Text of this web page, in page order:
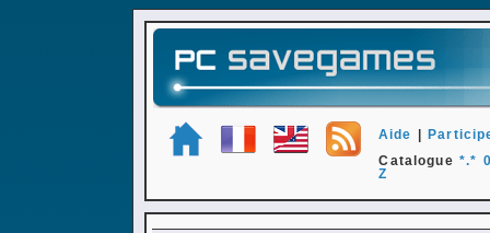
Aide
Catalogue*.*
Z